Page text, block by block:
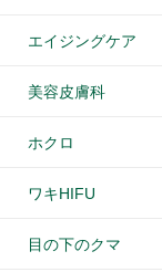
エイジングケア
美容皮膚科
ホクロ
ワキHIFU
目の下のクマ